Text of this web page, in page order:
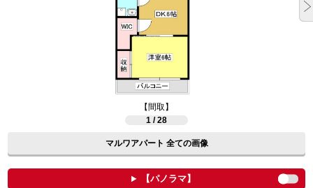
【間取】
1 / 28
マルワアパート 全ての画像
【パノラマ】